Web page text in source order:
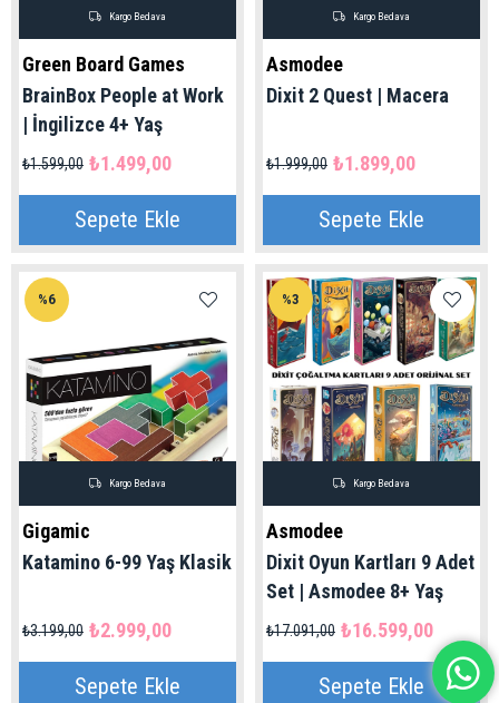
Green Board Games
BrainBox People at Work
| İngilizce 4+ Yaş
₺1.499,00
₺1.599,00
Sepete Ekle
Kargo Bedava
Asmodee
Dixit 2 Quest | Macera
₺1.899,00
₺1.999,00
Sepete Ekle
Kargo Bedava
Gigamic
Katamino 6-99 Yaş Klasik
₺2.999,00
₺3.199,00
Sepete Ekle
%6
Kargo Bedava
Asmodee
Dixit Oyun Kartları 9 Adet
Set | Asmodee 8+ Yaş
₺16.599,00
₺17.091,00
Sepete Ekle
%3
Kargo Bedava